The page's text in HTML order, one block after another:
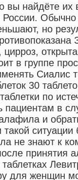
вы найдёте их
России.
но
в группе
Сиалис
30
по
в
и
ситуации
не знают к
принятия
для женщин